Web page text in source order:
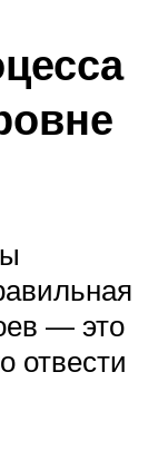
— это
отвести